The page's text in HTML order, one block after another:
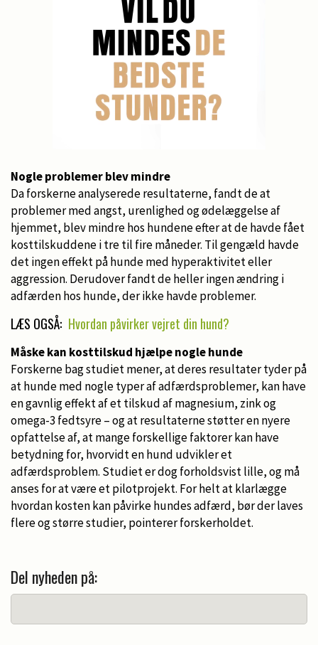
Nogle problemer blev mindre
Da forskerne analyserede resultaterne, fandt de at
problemer med angst, urenlighed og ødelæggelse af
hjemmet, blev mindre hos hundene efter at de havde fået
kosttilskuddene i tre til fire måneder. Til gengæld havde
det ingen effekt på hunde med hyperaktivitet eller
aggression. Derudover fandt de heller ingen ændring i
adfærden hos hunde, der ikke havde problemer.
LÆS OGSÅ: Hvordan påvirker vejret din hund?
Måske kan kosttilskud hjælpe nogle hunde
Forskerne bag studiet mener, at deres resultater tyder på
at hunde med nogle typer af adfærdsproblemer, kan have
en gavnlig effekt af et tilskud af magnesium, zink og
omega-3 fedtsyre – og at resultaterne støtter en nyere
opfattelse af, at mange forskellige faktorer kan have
betydning for, hvorvidt en hund udvikler et
adfærdsproblem. Studiet er dog forholdsvist lille, og må
anses for at være et pilotprojekt. For helt at klarlægge
hvordan kosten kan påvirke hundes adfærd, bør der laves
flere og større studier, pointerer forskerholdet.
Del nyheden på: